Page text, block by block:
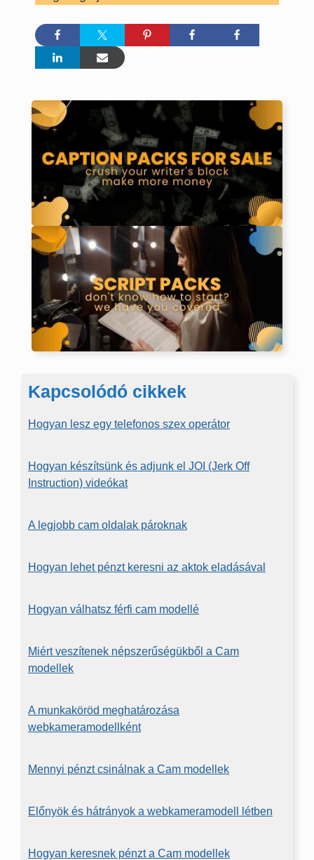
Kapcsolódó cikkek
Hogyan lesz egy telefonos szex operátor
Hogyan készítsünk és adjunk el JOI (Jerk Off
Instruction) videókat
A legjobb cam oldalak pároknak
Hogyan lehet pénzt keresni az aktok eladásával
Hogyan válhatsz férfi cam modellé
Miért veszítenek népszerűségükből a Cam
modellek
A munkaköröd meghatározása
webkameramodellként
Mennyi pénzt csinálnak a Cam modellek
Előnyök és hátrányok a webkameramodell létben
Hogyan keresnek pénzt a Cam modellek